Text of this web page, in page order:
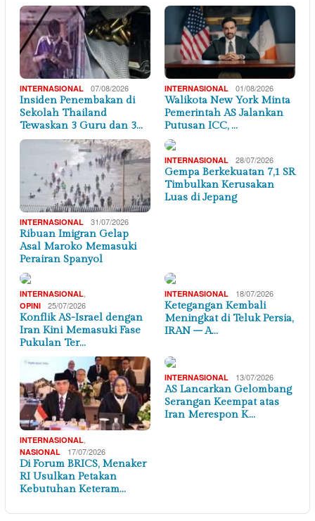
INTERNASIONAL 07/08/2026
Insiden Penembakan di
Sekolah Thailand
Tewaskan 3 Guru dan 3…
INTERNASIONAL 01/08/2026
Walikota New York Minta
Pemerintah AS Jalankan
Putusan ICC, …
INTERNASIONAL 31/07/2026
Ribuan Imigran Gelap
Asal Maroko Memasuki
Perairan Spanyol
INTERNASIONAL 28/07/2026
Gempa Berkekuatan 7,1 SR
Timbulkan Kerusakan
Luas di Jepang
INTERNASIONAL,
OPINI 25/07/2026
Konflik AS-Israel dengan
Iran Kini Memasuki Fase
Pukulan Ter…
INTERNASIONAL 18/07/2026
Ketegangan Kembali
Meningkat di Teluk Persia,
IRAN – A…
INTERNASIONAL
NASIONAL 17/07/2026
Di Forum BRICS, Menaker
RI Usulkan Petakan
Kebutuhan Keteram…
INTERNASIONAL 13/07/2026
AS Lancarkan Gelombang
Serangan Keempat atas
Iran Merespon K…